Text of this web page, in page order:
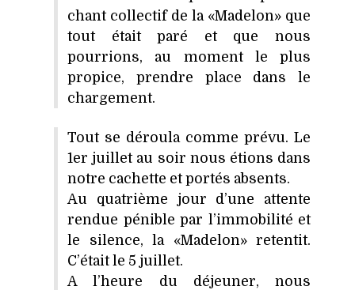
chant collectif de la «Madelon» que
tout était paré et que nous
pourrions, au moment le plus
propice, prendre place dans le
chargement.
Tout se déroula comme prévu. Le
1er juillet au soir nous étions dans
notre cachette et portés absents.
Au quatrième jour d’une attente
rendue pénible par l’immobilité et
le silence, la «Madelon» retentit.
C’était le 5 juillet.
A l’heure du déjeuner, nous